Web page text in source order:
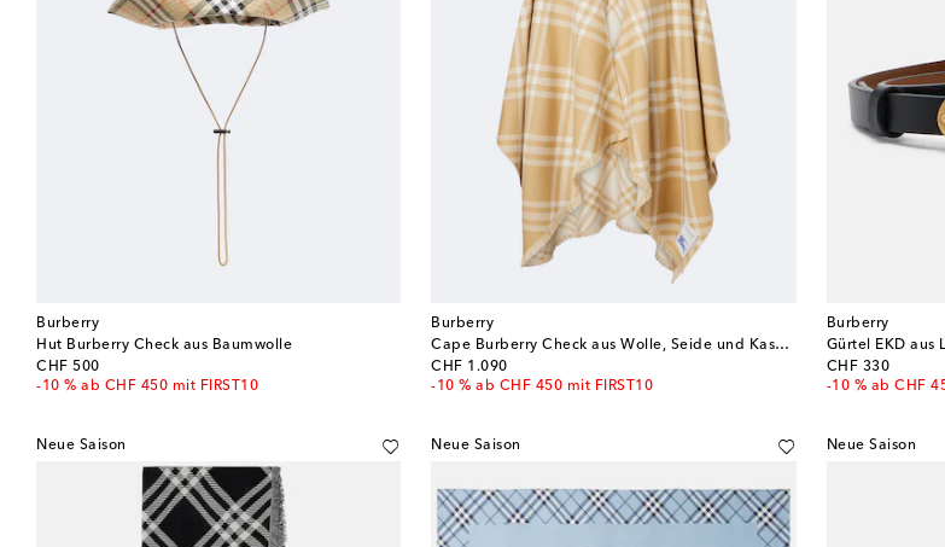
Burberry
Hut Burberry Check aus Baumwolle
CHF 500
original price
-10 % ab CHF 450 mit FIRST10
Burberry
Cape Burberry Check aus Wolle, Seide und Kaschmir
CHF 1.090
original price
-10 % ab CHF 450 mit FIRST10
Burberry
Gürtel EKD aus
CHF 330
original price
-10 % ab CHF
Neue Saison Neue Saison Neue Saison